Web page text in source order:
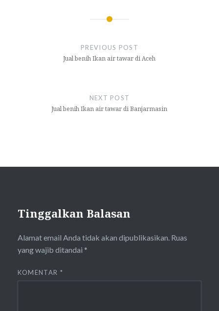
PREVIOUS POST
Jual benih Ikan air tawar di Aceh
NEXT POST
Jual benih Ikan air tawar di Banjarmasin
Tinggalkan Balasan
Alamat email Anda tidak akan dipublikasikan. Ruas
yang wajib ditandai *
KOMENTAR *